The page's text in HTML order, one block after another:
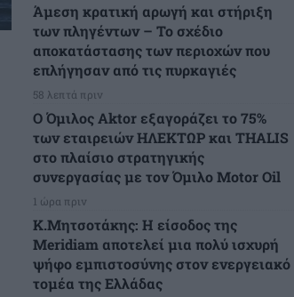
Άμεση κρατική αρωγή και στήριξη
των πληγέντων – Το σχέδιο
αποκατάστασης των περιοχών που
επλήγησαν από τις πυρκαγιές
58 λεπτά πριν
Ο Όμιλος Aktor εξαγοράζει το 75%
των εταιρειών ΗΛΕΚΤΩΡ και THALIS
στο πλαίσιο στρατηγικής
συνεργασίας με τον Όμιλο Motor Oil
1 ώρα πριν
K.Μητσοτάκης: Η είσοδος της
Meridiam αποτελεί μια πολύ ισχυρή
ψήφο εμπιστοσύνης στον ενεργειακό
τομέα της Ελλάδας